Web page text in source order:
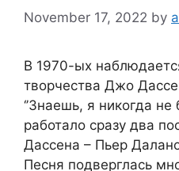
November 17, 2022 by
В 1970-ых
творчества Джо
‘’Знаешь, я никогда не
работало сразу два
Дассена – Пьер
Песня подверглась